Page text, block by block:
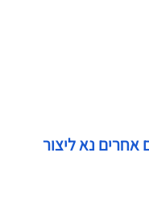
אחרים נא ליצור